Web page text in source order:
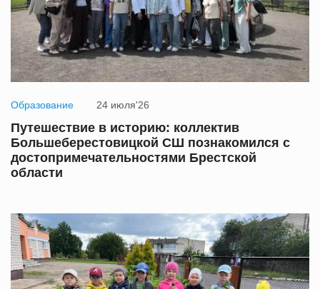
Образование 24 июля'26
Путешествие в историю: коллектив
Большеберестовицкой СШ познакомился с
достопримечательностями Брестской
области